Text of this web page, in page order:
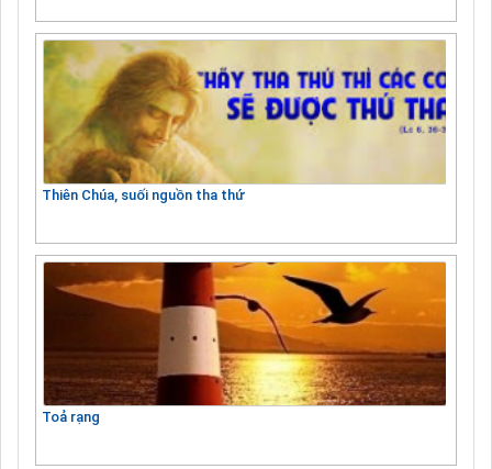
Thiên Chúa, suối nguồn tha thứ
Toả rạng